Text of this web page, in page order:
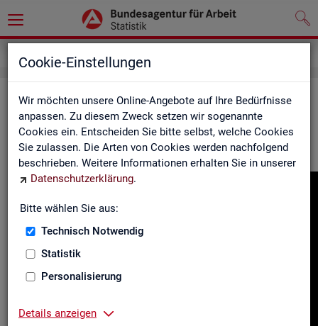
Cookie-Einstellungen
Wir möchten unsere Online-Angebote auf Ihre Bedürfnisse
anpassen. Zu diesem Zweck setzen wir sogenannte
Cookies ein. Entscheiden Sie bitte selbst, welche Cookies
Sie zulassen. Die Arten von Cookies werden nachfolgend
beschrieben. Weitere Informationen erhalten Sie in unserer
Datenschutzerklärung.
Bitte wählen Sie aus:
Technisch Notwendig
Statistik
Personalisierung
Details anzeigen
In­for­ma­tio­nen in Ge­bär­den­spra­che
Hier fin­den Sie unser In­for­ma­ti­ons­vi­deo in Deut­scher Ge­bär­
den­spra­che.
Video-
er